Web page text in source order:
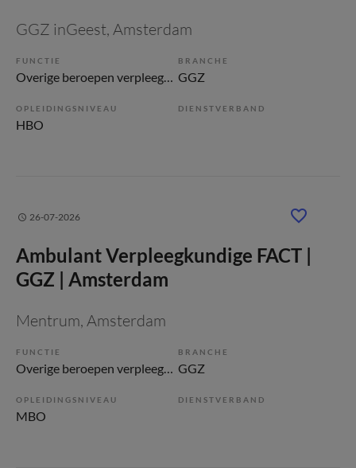
GGZ inGeest, Amsterdam
FUNCTIE BRANCHE
GGZ
OPLEIDINGSNIVEAU
HBO
DIENSTVERBAND
26-07-2026
Ambulant Verpleegkundige FACT |
GGZ | Amsterdam
Mentrum, Amsterdam
FUNCTIE BRANCHE
GGZ
OPLEIDINGSNIVEAU
MBO
DIENSTVERBAND